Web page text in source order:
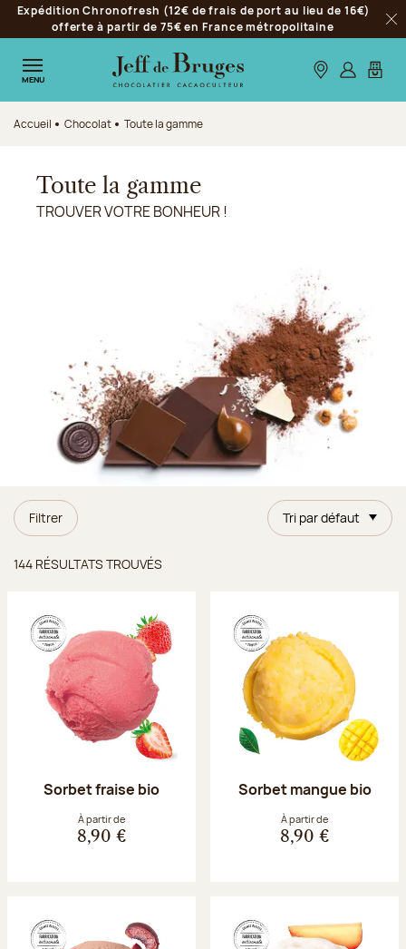
Aller à la navigation
Aller au contenu principal
Aller au pied de page
Expédition Chronofresh (12€ de frais de port au lieu de 16€)
offerte à partir de 75€ en France métropolitaine
MENU Nos boutiques
S’identifier
Mon
Accueil Chocolat Toute la gamme
Toute la gamme
TROUVER VOTRE BONHEUR !
Filtrer Tri par défaut
144 RÉSULTATS TROUVÉS
Sorbet fraise bio
À partir de
8,90 €
Sorbet mangue bio
À partir de
8,90 €